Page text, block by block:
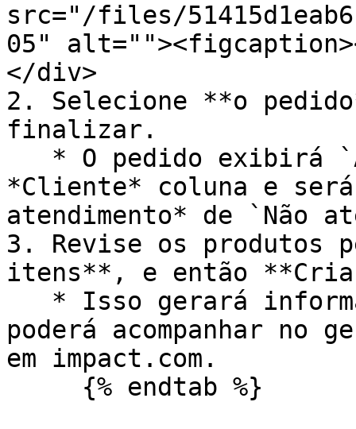
src="/files/
05"
</div>
2. Selecione **o
finalizar.
*Cliente* coluna e será
atendimento* de `Não
3. Revise os produtos
itens**, e então
poderá acompanhar no
em impact.com.